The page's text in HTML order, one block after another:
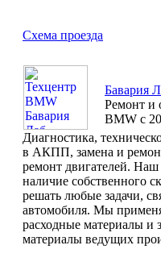
Схема проезда
Бавария
Ремонт и
BMW с
Диагностика,
в АКПП, замена и
ремонт двигателей.
наличие собственного
решать любые задачи,
автомобиля. Мы
расходные материалы и
материалы ведущих